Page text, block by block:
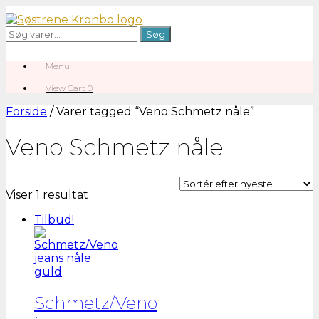
Gå
til
indhold
Søg
efter:
Søg
Menu
View
cart
View Cart 0
Forside / Varer tagged “Veno Schmetz nåle”
Veno Schmetz nåle
Viser 1 resultat
Tilbud!
Schmetz/Veno